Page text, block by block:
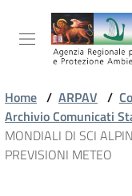
Salta al contenuto
Salta alla navigazione
Salta al footer
ARPAV
Home / ARPAV /
Archivio Comunicati
MONDIALI DI SCI
PREVISIONI METEO